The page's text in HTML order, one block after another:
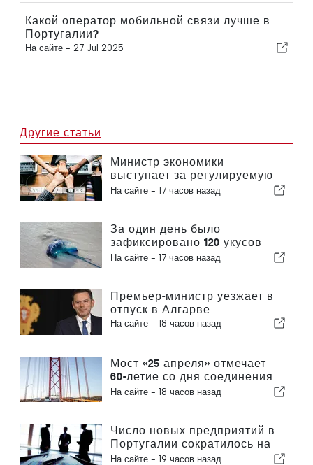
Какой оператор мобильной связи лучше в
Португалии?
На сайте - 27 Jul 2025
Другие статьи
Министр экономики
выступает за регулируемую
интеграцию и гарантирует
На сайте - 17 часов назад
За один день было
зафиксировано 120 укусов
португальского кораблика
На сайте - 17 часов назад
Премьер-министр уезжает в
отпуск в Алгарве
На сайте - 18 часов назад
Мост «25 апреля» отмечает
60-летие со дня соединения
Лиссабона и Альмады
На сайте - 18 часов назад
Число новых предприятий в
Португалии сократилось на
4,2 %
На сайте - 19 часов назад